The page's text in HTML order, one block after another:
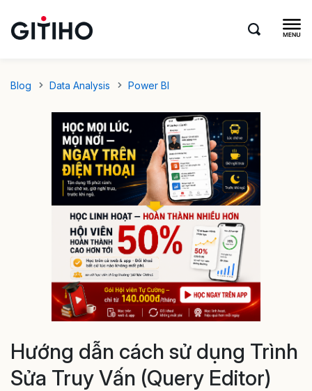
Blog Data Analysis Power BI
Hướng dẫn cách sử dụng Trình
Sửa Truy Vấn (Query Editor)